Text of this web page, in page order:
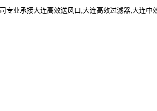
业承接大连高效送风口,大连高效过滤器,大连中